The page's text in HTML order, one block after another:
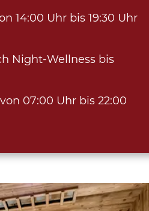
14:00 Uhr bis 19:30 Uhr
Night-Wellness bis
07:00 Uhr bis 22:00